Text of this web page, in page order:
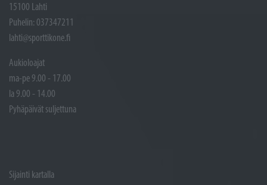
15100 Lahti
Puhelin: 037347211
lahti@sporttikone.fi
Aukioloajat
ma-pe 9.00 - 17.00
la 9.00 - 14.00
Pyhäpäivät suljettuna
Sijainti kartalla